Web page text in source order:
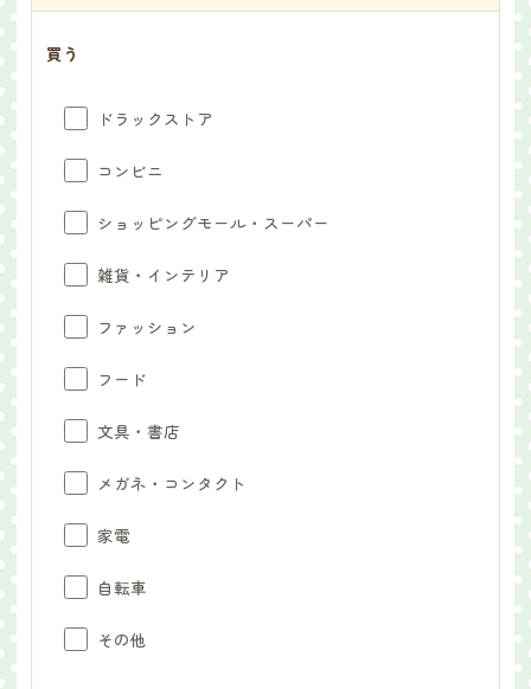
買う
ドラックストア
コンビニ
ショッピングモール・スーパー
雑貨・インテリア
ファッション
フード
文具・書店
メガネ・コンタクト
家電
自転車
その他